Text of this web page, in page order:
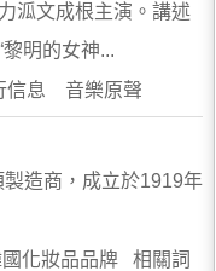
泒文成根主演。講述
明的女神...
信息 音樂原聲
造商，成立於1919年
化妝品品牌 相關詞